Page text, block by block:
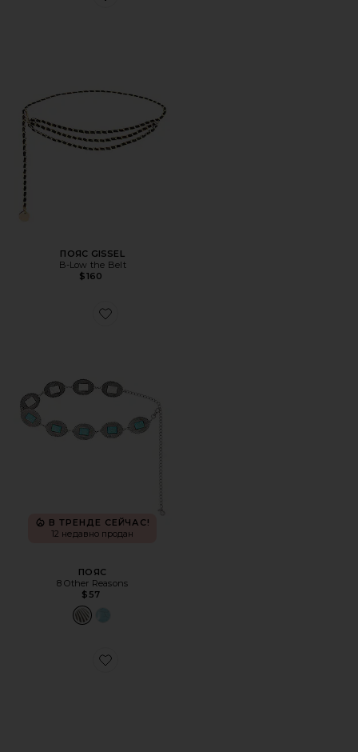
Favorite ПОЯС GISSEL
ПОЯС GISSEL
B-Low the Belt
$160
Favorite ПОЯС
В ТРЕНДЕ СЕЙЧАС!
12 недавно продан
ПОЯС
8 Other Reasons
$57
Favorite ВЫСТИРАННЫЙ MYRA